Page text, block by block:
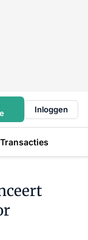
Inloggen
Transacties